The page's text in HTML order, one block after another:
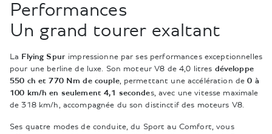
Performances
Un grand tourer exaltant
La Flying Spur impressionne par ses performances exceptionnelles
pour une berline de luxe. Son moteur V8 de 4,0 litres développe
550 ch et 770 Nm de couple, permettant une accélération de0 à
100 km/h en seulement 4,1 secondes, avec une vitesse maximale
de 318 km/h, accompagnée du son distinctif des moteurs V8.
Ses quatre modes de conduite, du Sport au Comfort, vous